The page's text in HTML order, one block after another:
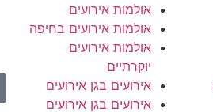
אולמות אירועים
אולמות אירועים בחיפה
אולמות אירועים
יוקרתיים
אירועים בגן אירועים
אירועים בגן אירועים